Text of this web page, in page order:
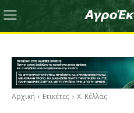
Αρχική Ετικέτες Χ. Κέλλας